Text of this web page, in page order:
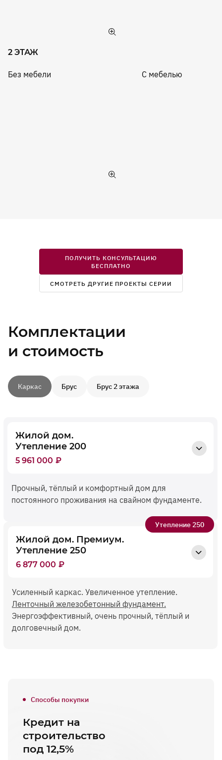
2 ЭТАЖ
Без мебели С мебелью
ПОЛУЧИТЬ КОНСУЛЬТАЦИЮ
БЕСПЛАТНО
СМОТРЕТЬ ДРУГИЕ ПРОЕКТЫ СЕРИИ
Комплектации
и стоимость
Каркас Брус Брус 2 этажа
Жилой дом.
Утепление 200
5 961 000 ₽
Прочный, тёплый и комфортный дом для
постоянного проживания на свайном фундаменте.
Утепление 250
Жилой дом. Премиум.
Утепление 250
6 877 000 ₽
Усиленный каркас. Увеличенное утепление.
Ленточный железобетонный фундамент.
Энергоэффективный, очень прочный, тёплый и
долговечный дом.
Способы покупки
Кредит на
строительство
под 12,5%